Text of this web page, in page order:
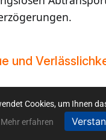
und
am Markt erfordert
und
Cookies, um Ihnen
Mehr erfahren